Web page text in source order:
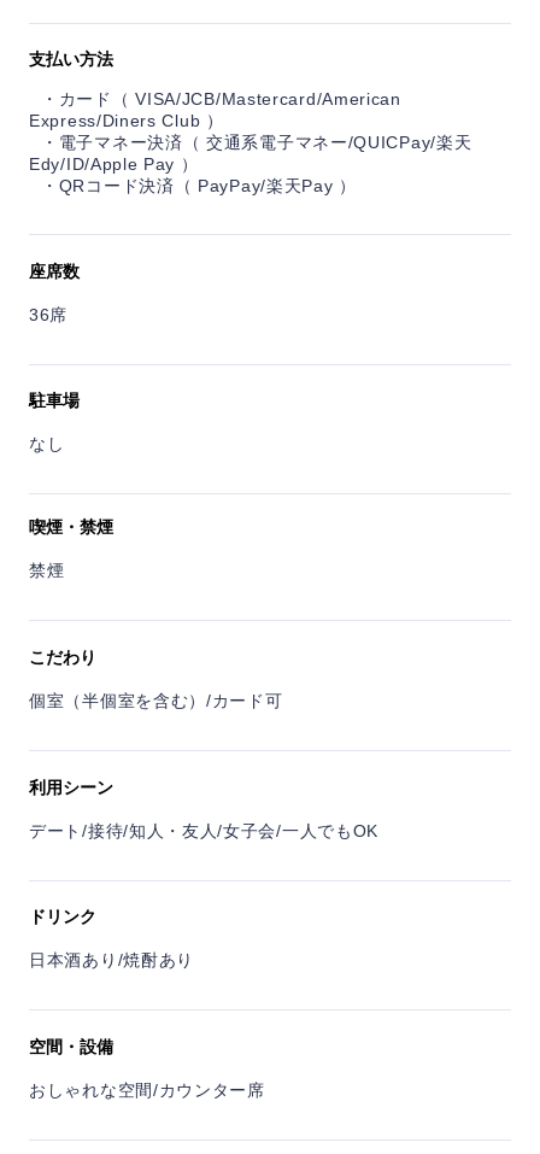
支払い方法
カード（ VISA/JCB/Mastercard/American
Express/Diners Club ）
電子マネー決済（ 交通系電子マネー/QUICPay/楽天
Edy/ID/Apple Pay ）
QRコード決済（ PayPay/楽天Pay ）
座席数
36席
駐車場
なし
喫煙・禁煙
禁煙
こだわり
個室（半個室を含む）/カード可
利用シーン
デート/接待/知人・友人/女子会/一人でもOK
ドリンク
日本酒あり/焼酎あり
空間・設備
おしゃれな空間/カウンター席